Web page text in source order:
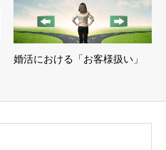
婚活における「お客様扱い」